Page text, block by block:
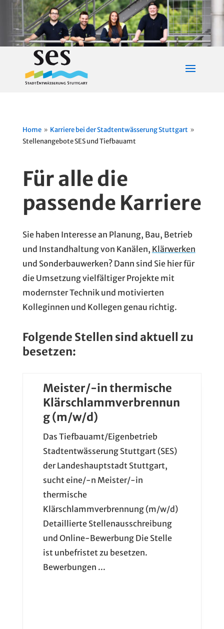
Home 9 Karriere bei der Stadtentwässerung Stuttgart 9
Stellenangebote SES und Tiefbauamt
Für alle die
passende Karriere
Sie haben Interesse an Planung, Bau, Betrieb
und Instandhaltung von Kanälen, Klärwerken
und Sonderbauwerken? Dann sind Sie hier für
die Umsetzung vielfältiger Projekte mit
modernster Technik und motivierten
Kolleginnen und Kollegen genau richtig.
Folgende Stellen sind aktuell zu
besetzen:
Meister/-in thermische
Klärschlammverbrennun
g (m/w/d)
Das Tiefbauamt/Eigenbetrieb
Stadtentwässerung Stuttgart (SES)
der Landeshauptstadt Stuttgart,
sucht eine/-n Meister/-in
thermische
Klärschlammverbrennung (m/w/d)
Detaillierte Stellenausschreibung
und Online-Bewerbung Die Stelle
ist unbefristet zu besetzen.
Bewerbungen ...